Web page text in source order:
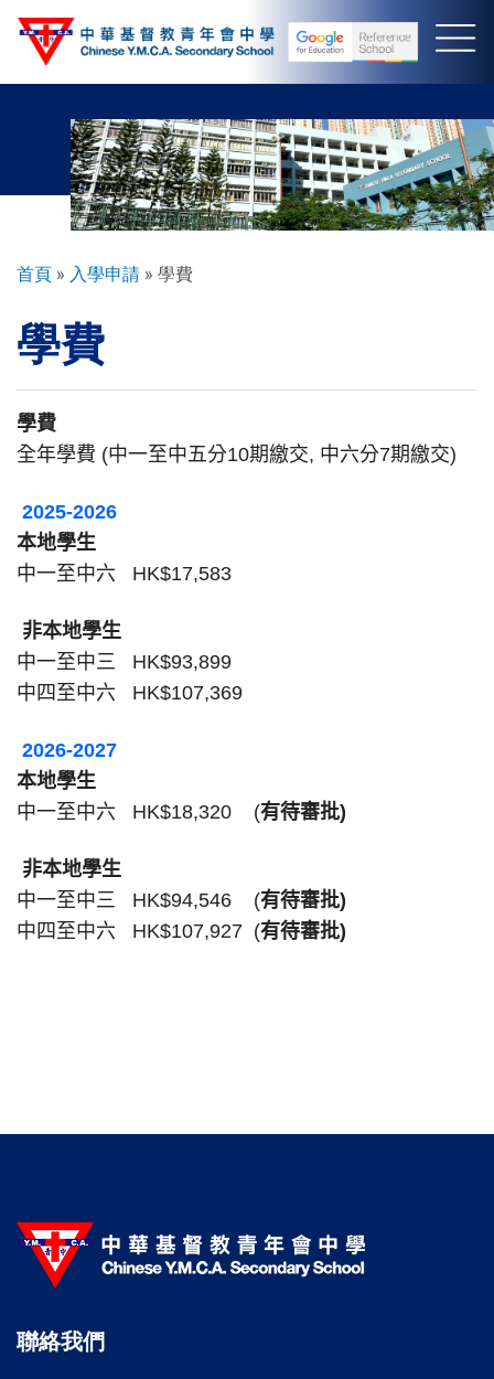
導
連
結
首頁 入學申請 學費
學費
學費
全年學費 (中一至中五分10期繳交, 中六分7期繳交)
2025-2026
本地學生
中一至中六 HK$17,583
非本地學生
中一至中三 HK$93,899
中四至中六 HK$107,369
2026-2027
本地學生
中一至中六 HK$18,320 (有待審批)
非本地學生
中一至中三 HK$94,546 (有待審批)
中四至中六 HK$107,927 (有待審批)
聯絡我們